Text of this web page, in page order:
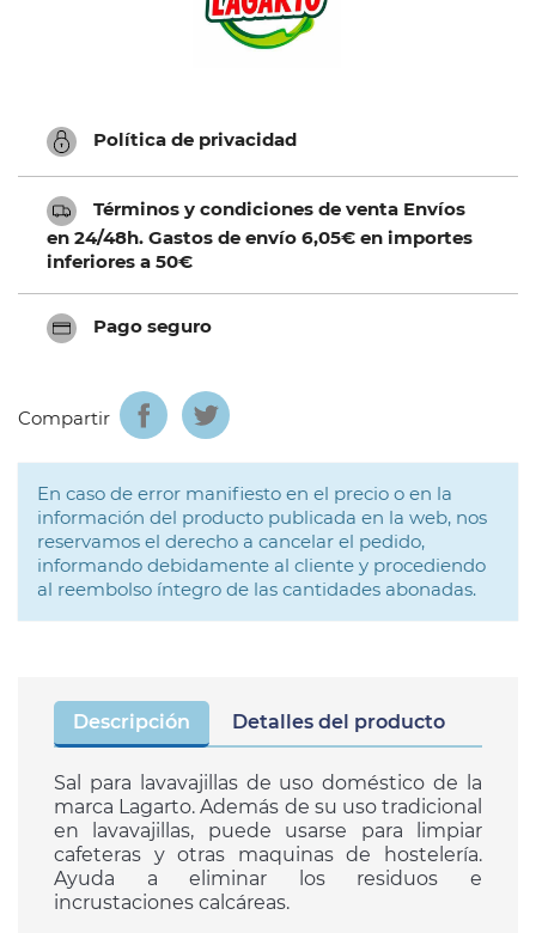
Política de privacidad
Términos y condiciones de venta Envíos
en 24/48h. Gastos de envío 6,05€ en importes
inferiores a 50€
Pago seguro
Compartir
En caso de error manifiesto en el precio o en la
información del producto publicada en la web, nos
reservamos el derecho a cancelar el pedido,
informando debidamente al cliente y procediendo
al reembolso íntegro de las cantidades abonadas.
Descripción Detalles del producto
Sal para lavavajillas de uso doméstico de la
marca Lagarto. Además de su uso tradicional
en lavavajillas, puede usarse para limpiar
cafeteras y otras maquinas de hostelería.
Ayuda a eliminar los residuos e
incrustaciones calcáreas.